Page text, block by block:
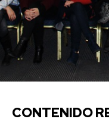
CONTENIDO